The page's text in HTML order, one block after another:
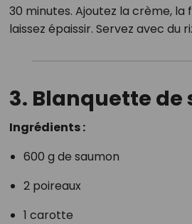
30 minutes. Ajoutez la crème, la
laissez épaissir. Servez avec du
3. Blanquette de
Ingrédients :
600 g de saumon
2 poireaux
1 carotte